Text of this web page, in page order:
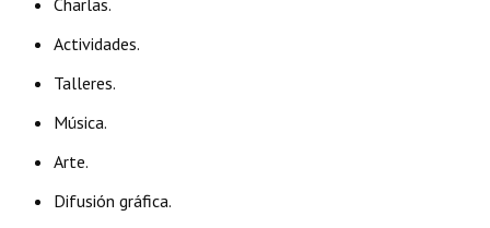
Charlas.
Actividades.
Talleres.
Música.
Arte.
Difusión gráfica.